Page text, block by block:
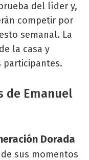
del líder y,
competir por
semanal. La
la casa y
participantes.
de Emanuel
Dorada
sus momentos